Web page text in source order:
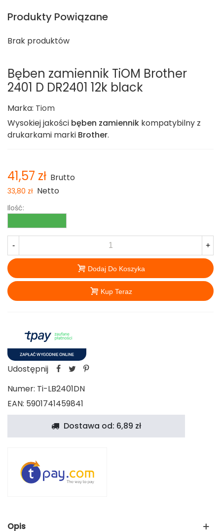
Produkty Powiązane
Brak produktów
Bęben zamiennik TiOM Brother
2401 D DR2401 12k black
Marka: Tiom
Wysokiej jakości bęben zamiennik kompatybilny z
drukarkami marki Brother.
41,57 zł Brutto
33,80 zł Netto
Ilość:
- +
Dodaj Do Koszyka
Kup Teraz
Udostępnij
Numer: Ti-LB2401DN
EAN: 5901741459841
Dostawa od: 6,89 zł
Opis